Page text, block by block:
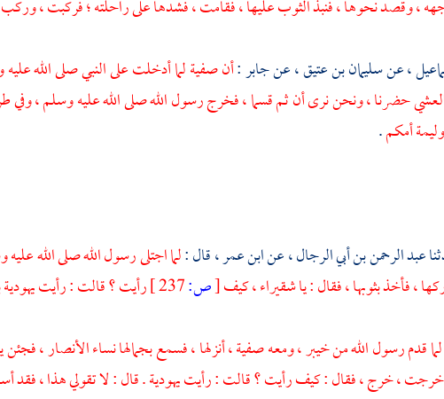
، وقصد نحوها ، فنبذ الثوب عليها ، فقامت ، فشدها على راحلته ؛ فركبت ، وركب
، عنسليمان بن عتيق، عنجابر:أنصفيةلما أدخلت على النبي صلى الله
حضرنا ، ونحن نرى أن ثم قسما ، فخرج رسول الله صلى الله عليه وسلم ،
أمكم.
عبد الرحمن بن أبي الرجال، عنابن عمر، قال :لما اجتلى رسول الله صلى الله
، فأخذ بثوبها ، فقال : يا شقيراء ، كيف[ص: رأيت ؟ قالت : رأيت يهودية
لما قدم رسول الله منخيبر، ومعهصفية، أنزلها ، فسمع بجمالها نساءالأنصار، فجئن
، خرج ، فقال : كيف رأيت ؟ قالت : رأيت يهودية . قال : لا تقولي هذا ، فقد